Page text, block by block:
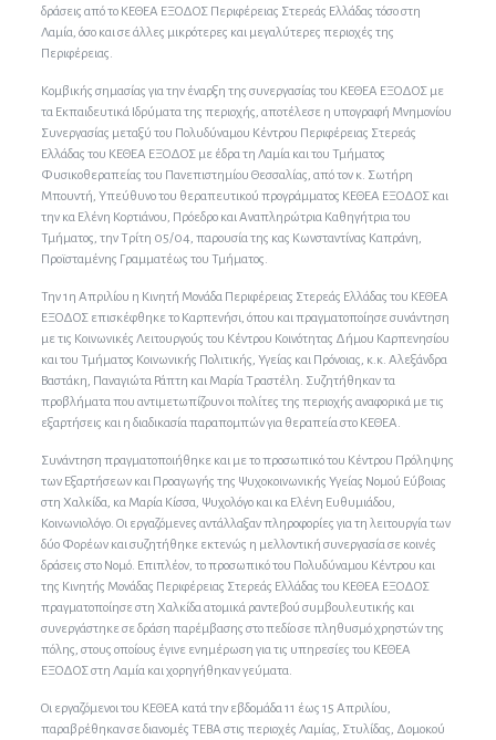
δράσεις από το ΚΕΘΕΑ ΕΞΟΔΟΣ Περιφέρειας Στερεάς Ελλάδας τόσο στη
Λαμία, όσο και σε άλλες μικρότερες και μεγαλύτερες περιοχές της
Περιφέρειας.
Κομβικής σημασίας για την έναρξη της συνεργασίας του ΚΕΘΕΑ ΕΞΟΔΟΣ με
τα Εκπαιδευτικά Ιδρύματα της περιοχής, αποτέλεσε η υπογραφή Μνημονίου
Συνεργασίας μεταξύ του Πολυδύναμου Κέντρου Περιφέρειας Στερεάς
Ελλάδας του ΚΕΘΕΑ ΕΞΟΔΟΣ με έδρα τη Λαμία και του Τμήματος
Φυσικοθεραπείας του Πανεπιστημίου Θεσσαλίας, από τον κ. Σωτήρη
Μπουντή, Υπεύθυνο του θεραπευτικού προγράμματος ΚΕΘΕΑ ΕΞΟΔΟΣ και
την κα Ελένη Κορτιάνου, Πρόεδρο και Αναπληρώτρια Καθηγήτρια του
Τμήματος, την Τρίτη 05/04, παρουσία της κας Κωνσταντίνας Καπράνη,
Προϊσταμένης Γραμματέως του Τμήματος.
Την 1η Απριλίου η Κινητή Μονάδα Περιφέρειας Στερεάς Ελλάδας του ΚΕΘΕΑ
ΕΞΟΔΟΣ επισκέφθηκε το Καρπενήσι, όπου και πραγματοποίησε συνάντηση
με τις Κοινωνικές Λειτουργούς του Κέντρου Κοινότητας Δήμου Καρπενησίου
και του Τμήματος Κοινωνικής Πολιτικής, Υγείας και Πρόνοιας, κ.κ. Αλεξάνδρα
Βαστάκη, Παναγιώτα Ράπτη και Μαρία Τραστέλη. Συζητήθηκαν τα
προβλήματα που αντιμετωπίζουν οι πολίτες της περιοχής αναφορικά με τις
εξαρτήσεις και η διαδικασία παραπομπών για θεραπεία στο ΚΕΘΕΑ.
Συνάντηση πραγματοποιήθηκε και με το προσωπικό του Κέντρου Πρόληψης
των Εξαρτήσεων και Προαγωγής της Ψυχοκοινωνικής Υγείας Νομού Εύβοιας
στη Χαλκίδα, κα Μαρία Κίσσα, Ψυχολόγο και κα Ελένη Ευθυμιάδου,
Κοινωνιολόγο. Οι εργαζόμενες αντάλλαξαν πληροφορίες για τη λειτουργία των
δύο Φορέων και συζητήθηκε εκτενώς η μελλοντική συνεργασία σε κοινές
δράσεις στο Νομό. Επιπλέον, το προσωπικό του Πολυδύναμου Κέντρου και
της Κινητής Μονάδας Περιφέρειας Στερεάς Ελλάδας του ΚΕΘΕΑ ΕΞΟΔΟΣ
πραγματοποίησε στη Χαλκίδα ατομικά ραντεβού συμβουλευτικής και
συνεργάστηκε σε δράση παρέμβασης στο πεδίο σε πληθυσμό χρηστών της
πόλης, στους οποίους έγινε ενημέρωση για τις υπηρεσίες του ΚΕΘΕΑ
ΕΞΟΔΟΣ στη Λαμία και χορηγήθηκαν γεύματα.
Οι εργαζόμενοι του ΚΕΘΕΑ κατά την εβδομάδα 11 έως 15 Απριλίου,
παραβρέθηκαν σε διανομές ΤΕΒΑ στις περιοχές Λαμίας, Στυλίδας, Δομοκού